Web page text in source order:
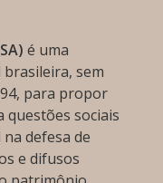
é uma
brasileira, sem
para propor
questões sociais
defesa de
e difusos